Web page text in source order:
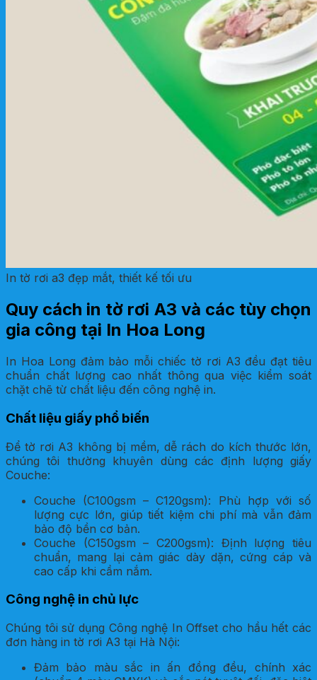
In tờ rơi a3 đẹp mắt, thiết kế tối ưu
Quy cách in tờ rơi A3 và các tùy chọn
gia công tại In Hoa Long
In Hoa Long đảm bảo mỗi chiếc tờ rơi A3 đều đạt tiêu
chuẩn chất lượng cao nhất thông qua việc kiểm soát
chặt chẽ từ chất liệu đến công nghệ in.
Chất liệu giấy phổ biến
Để tờ rơi A3 không bị mềm, dễ rách do kích thước lớn,
chúng tôi thường khuyên dùng các định lượng giấy
Couche:
Couche (C100gsm – C120gsm): Phù hợp với số
lượng cực lớn, giúp tiết kiệm chi phí mà vẫn đảm
bảo độ bền cơ bản.
Couche (C150gsm – C200gsm): Định lượng tiêu
chuẩn, mang lại cảm giác dày dặn, cứng cáp và
cao cấp khi cầm nắm.
Công nghệ in chủ lực
Chúng tôi sử dụng Công nghệ In Offset cho hầu hết các
đơn hàng in tờ rơi A3 tại Hà Nội:
Đảm bảo màu sắc in ấn đồng đều, chính xác